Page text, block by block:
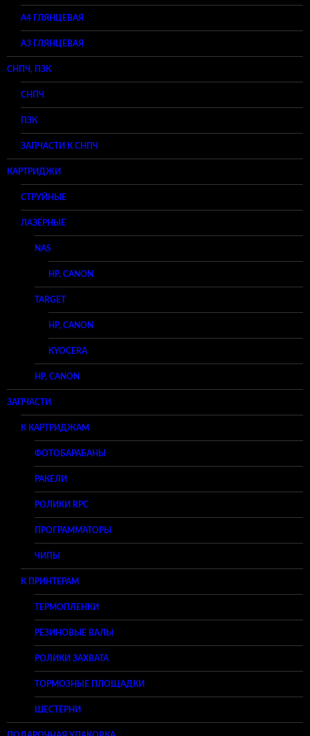
А4 ГЛЯНЦЕВАЯ
A3 ГЛЯНЦЕВАЯ
СНПЧ, ПЗК
СНПЧ
ПЗК
ЗАПЧАСТИ К СНПЧ
КАРТРИДЖИ
СТРУЙНЫЕ
ЛАЗЕРНЫЕ
NAS
HP, CANON
TARGET
HP, CANON
KYOCERA
HP, CANON
ЗАПЧАСТИ
К КАРТРИДЖАМ
ФОТОБАРАБАНЫ
РАКЕЛИ
РОЛИКИ RPC
ПРОГРАММАТОРЫ
ЧИПЫ
К ПРИНТЕРАМ
ТЕРМОПЛЕНКИ
РЕЗИНОВЫЕ ВАЛЫ
РОЛИКИ ЗАХВАТА
ТОРМОЗНЫЕ ПЛОЩАДКИ
ШЕСТЕРНИ